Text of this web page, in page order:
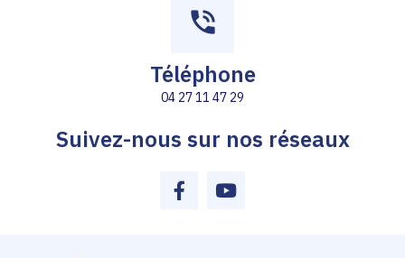
Téléphone
04 27 11 47 29
Suivez-nous sur nos réseaux